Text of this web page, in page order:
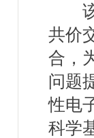
该
共价
合，
问题
性电
科学